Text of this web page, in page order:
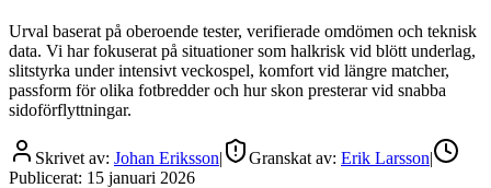
Urval baserat på oberoende tester, verifierade omdömen och teknisk
data. Vi har fokuserat på situationer som halkrisk vid blött underlag,
slitstyrka under intensivt veckospel, komfort vid längre matcher,
passform för olika fotbredder och hur skon presterar vid snabba
sidoförflyttningar.
Skrivet av: Johan Eriksson| Granskat av: Erik Larsson|
Publicerat: 15 januari 2026